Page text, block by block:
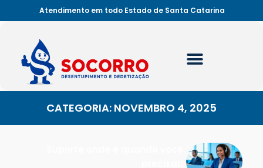
Atendimento em todo Estado de Santa Catarina
CATEGORIA: NOVEMBRO 4, 2025